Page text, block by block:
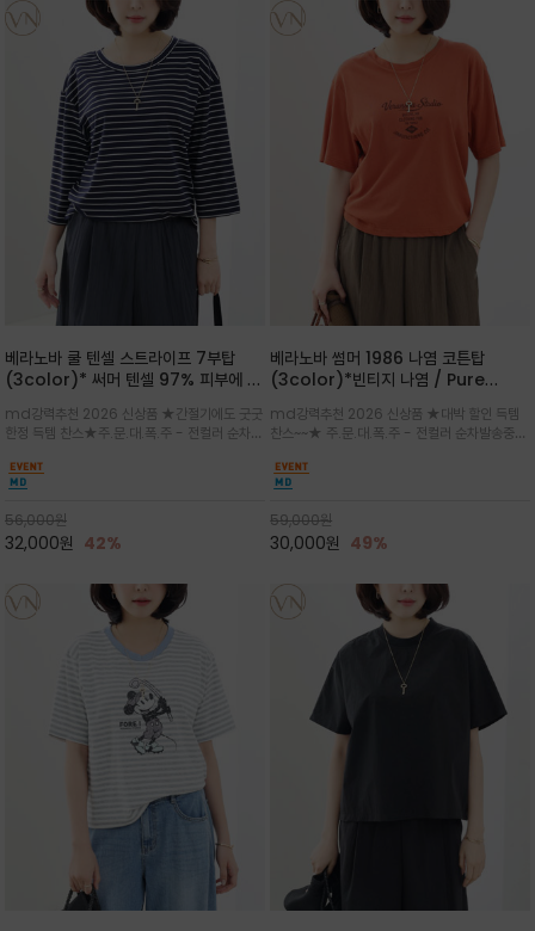
베라노바 쿨 텐셀 스트라이프 7부탑
(3color)* 써머 텐셀 97% 피부에 닿
소재
md강력추천 2026 신상품 ★간절기에도 굿굿
한정 득템 찬스★주.문.대.폭.주 - 전컬러 순차발
있는 드롭숄더와 7부 소매가 더해져 팔 라인을
자연스럽게 커버해주는 아이템/얇고 가벼운 터
치감으로 편안
56,000원
32,000원 42%
베라노바 썸머 1986 나염 코튼탑
(3color)*빈티지 나염 / Pure
어도 룩에 감도가 살아나는 베라노바 스
튜디오 티셔츠
md강력추천 2026 신상품 ★대박 할인 득템
찬스~~★ 주.문.대.폭.주 - 전컬러 순차발송중
유 있는 핏과 경쾌한 기장감이 자연스럽게 체형
을 커버/빈티지한 레터링 프린트가 은근한 포인
트가 되어 데님이나 린넨 팬츠와 감
59,000원
30,000원 49%